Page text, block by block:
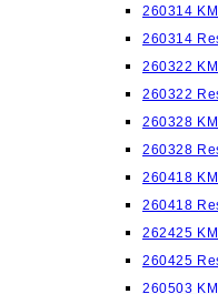
260314
260314
260322
260322
260328
260328
260418
260418
262425
260425
260503